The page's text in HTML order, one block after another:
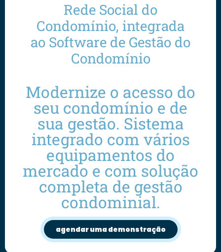
Rede Social do
Condomínio, integrada
ao Software de Gestão do
Condomínio
Modernize o acesso do
seu condomínio e de
sua gestão. Sistema
integrado com vários
equipamentos do
mercado e com solução
completa de gestão
condominial.
agendar uma demonstração